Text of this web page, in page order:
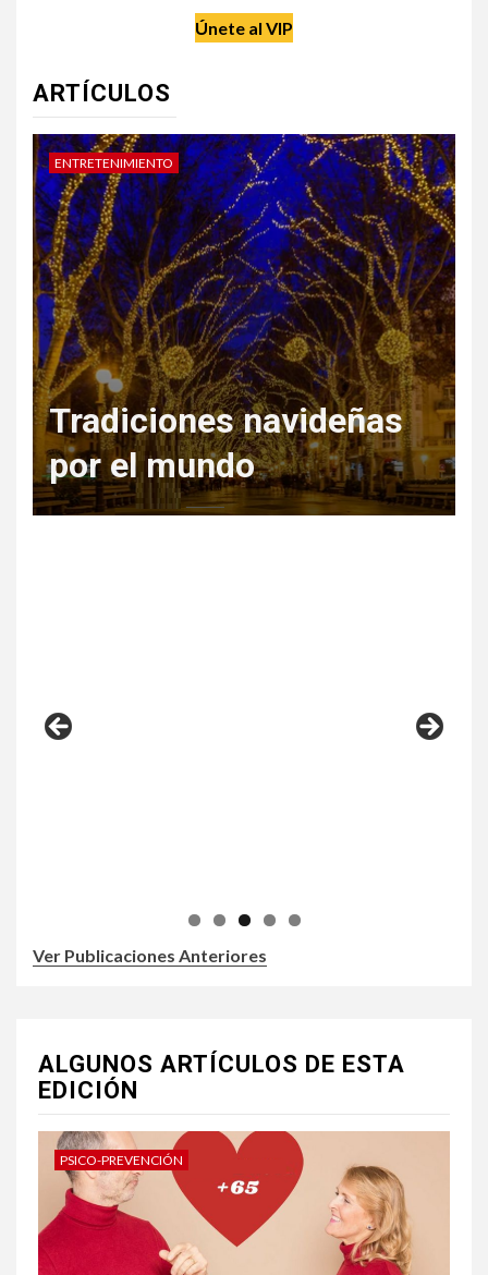
Únete al VIP
ARTÍCULOS
DATE UN CAPRICHO
Regala Escapadas
Ver Publicaciones Anteriores
ALGUNOS ARTÍCULOS DE ESTA
EDICIÓN
PSICO-PREVENCIÓN